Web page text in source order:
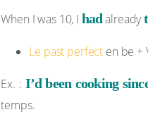
When I was 10, I hadalready
Le past perfect en be +
Ex. : I’d been cooking
temps.